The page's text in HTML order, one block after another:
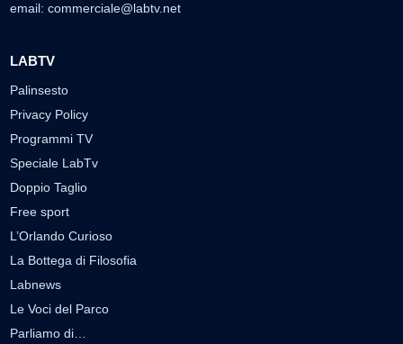
email: commerciale@labtv.net
LABTV
Palinsesto
Privacy Policy
Programmi TV
Speciale LabTv
Doppio Taglio
Free sport
L’Orlando Curioso
La Bottega di Filosofia
Labnews
Le Voci del Parco
Parliamo di…